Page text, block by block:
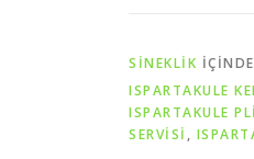
SİNEKLİK
ISPARTAKULE
ISPARTAKULE
SERVİSİ ,